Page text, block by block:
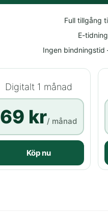
Full tillgång
E-
Ingen bindningstid
Digitalt 1 månad
69 kr/ månad
Köp nu